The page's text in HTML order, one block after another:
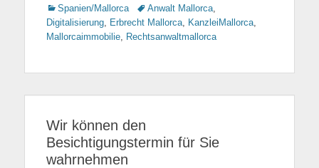
Kategorien
Spanien/Mallorca TagsAnwalt Mallorca
Digitalisierung Erbrecht Mallorca KanzleiMallorca
Mallorcaimmobilie Rechtsanwaltmallorca
Wir können den
Besichtigungstermin für Sie
wahrnehmen